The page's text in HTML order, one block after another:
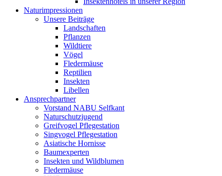
Naturimpressionen
Unsere Beiträge
Landschaften
Pflanzen
Wildtiere
Vögel
Fledermäuse
Reptilien
Insekten
Libellen
Ansprechpartner
Vorstand NABU Selfkant
Naturschutzjugend
Greifvogel Pflegestation
Singvogel Pflegestation
Asiatische Hornisse
Baumexperten
Insekten und Wildblumen
Fledermäuse